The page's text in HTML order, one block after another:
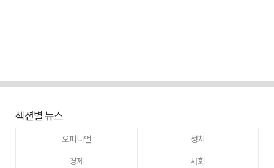
섹션별 뉴스
오피니언
정치
경제
사회